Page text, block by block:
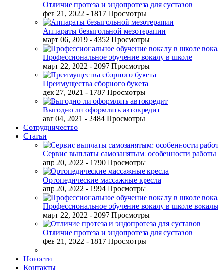
Отличие протеза и эндопротеза для суставов
фев 21, 2022 - 1817 Просмотры
Аппараты безыгольной мезотерапии
март 06, 2019 - 4352 Просмотры
Профессиональное обучение вокалу в школе
март 22, 2022 - 2097 Просмотры
Преимущества сборного букета
дек 27, 2021 - 1787 Просмотры
Выгодно ли оформлять автокредит
авг 04, 2021 - 2484 Просмотры
Сотрудничество
Статьи
Сервис выплаты самозанятым: особенности работы
апр 20, 2022 - 1790 Просмотры
Ортопедические массажные кресла
апр 20, 2022 - 1994 Просмотры
Профессиональное обучение вокалу в школе
март 22, 2022 - 2097 Просмотры
Отличие протеза и эндопротеза для суставов
фев 21, 2022 - 1817 Просмотры
Новости
Контакты